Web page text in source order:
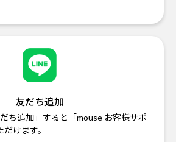
友だち追加
ち追加」すると「mouse お客様サポ
けます。